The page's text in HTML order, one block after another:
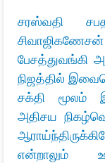
சரஸ்வதி
பேசத்துவங்கி
நிஜத்தில்
சக்தி மூலம்
அதிசய
என்றாலும்